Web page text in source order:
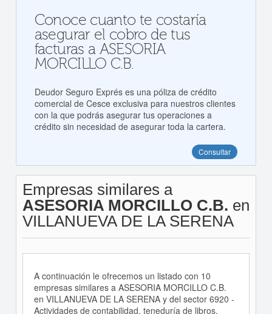
Conoce cuanto te costaría
asegurar el cobro de tus
facturas a ASESORIA
MORCILLO C.B.
Deudor Seguro Exprés es una póliza de crédito
comercial de Cesce exclusiva para nuestros clientes
con la que podrás asegurar tus operaciones a
crédito sin necesidad de asegurar toda la cartera.
Consultar
Empresas similares a
ASESORIA MORCILLO C.B. en
VILLANUEVA DE LA SERENA
A continuación le ofrecemos un listado con 10
empresas similares a ASESORIA MORCILLO C.B.
en VILLANUEVA DE LA SERENA y del sector 6920 -
Actividades de contabilidad, teneduría de libros,